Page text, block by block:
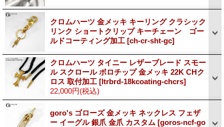
クロムハーツ 金メッキ キーリング クラシック
リンク ショートクリップ キーチェーン ゴー
ルドコーティング加工 [ch-cr-sht-gc]
クロムハーツ タイニー レザーブレード スモー
ル スクロール ボロチップ 金メッキ 22K CHク
ロス 取付加工 [ltrbrd-18kcoating-chcrs]
22,000円(税込)
goro's ゴローズ 金メッキ ネックレス フェザ
ー イーグル 銀爪 金爪 カスタム [goros-ncf-go